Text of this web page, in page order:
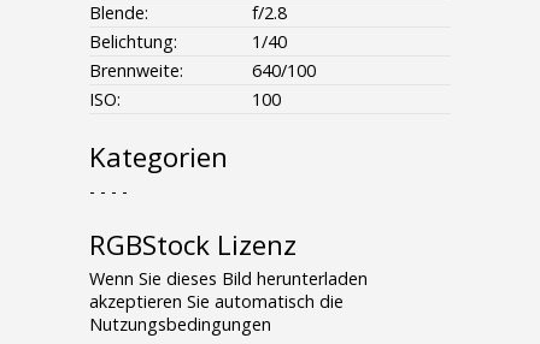
Blende:
f/2.8
Belichtung:
1/40
Brennweite:
640/100
ISO:
100
Kategorien
- - - -
RGBStock Lizenz
Wenn Sie dieses Bild herunterladen
akzeptieren Sie automatisch die
Nutzungsbedingungen